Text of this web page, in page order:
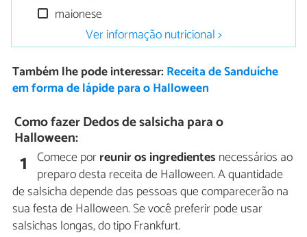
maionese
Ver informação nutricional >
Também lhe pode interessar: Receita de Sanduíche
em forma de lápide para o Halloween
Como fazer Dedos de salsicha para o
Halloween:
1 Comece porreunir os ingredientes necessários ao
preparo desta receita de Halloween. A quantidade
de salsicha depende das pessoas que comparecerão na
sua festa de Halloween. Se você preferir pode usar
salsichas longas, do tipo Frankfurt.